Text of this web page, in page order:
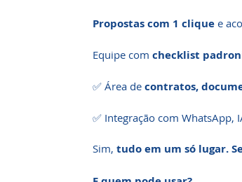
Propostas com 1 clique e
Equipe com checklist
✅ Área de contratos,
✅ Integração com WhatsApp,
Sim, tudo em um só lugar.